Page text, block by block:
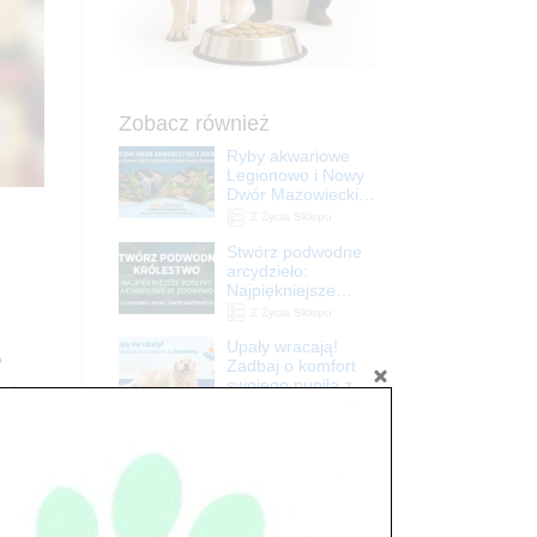
z
Zobacz również
Ryby akwariowe
Legionowo i Nowy
Dwór Mazowiecki –
Stwórz podwodne
arcydzieło:
Najpiękniejsze
Legionowo i Nowy
Dwór Mazowiecki
Upały wracają!
Zadbaj o komfort
swojego pupila z
Z Życia Sklepu
Online! Wszystko